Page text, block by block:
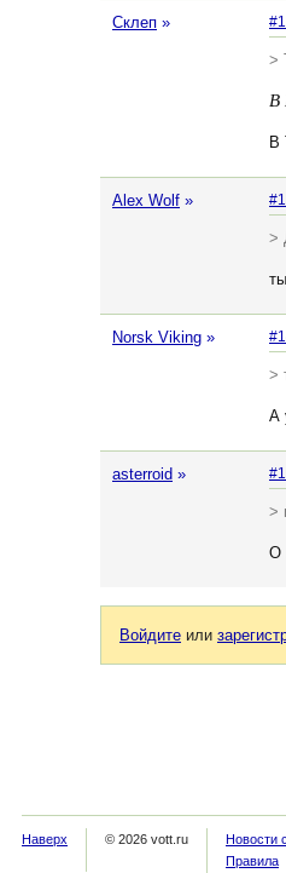
Склеп »
>
В
В
Alex Wolf »
>
Norsk Viking »
>
А
asterroid »
>
О
Войдите или
Наверх © 2026 vott.ru
Новости
Правила